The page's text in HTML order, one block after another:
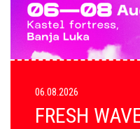
06.08.2026
FRESH